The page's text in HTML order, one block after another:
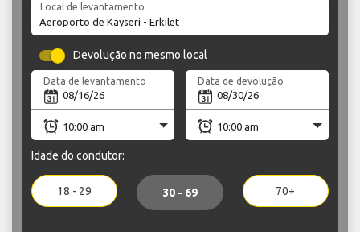
Local de levantamento
Devolução no mesmo local
Data de levantamento Data de devolução
Idade do condutor:
18 - 29 30 - 69 70+